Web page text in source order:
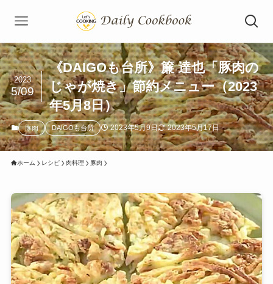
《DAIGOも台所》簾 達也「豚肉の
じゃが焼き」節約メニュー（2023
年5月8日）
2023
5/09
豚肉 DAIGOも台所 2023年5月9日 2023年5月17日
ホーム レシピ 肉料理 豚肉